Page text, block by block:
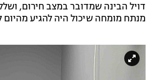
דויל הבינה שמדובר במצב חירום,
מנתח מומחה שיכול היה להגיע מהיום